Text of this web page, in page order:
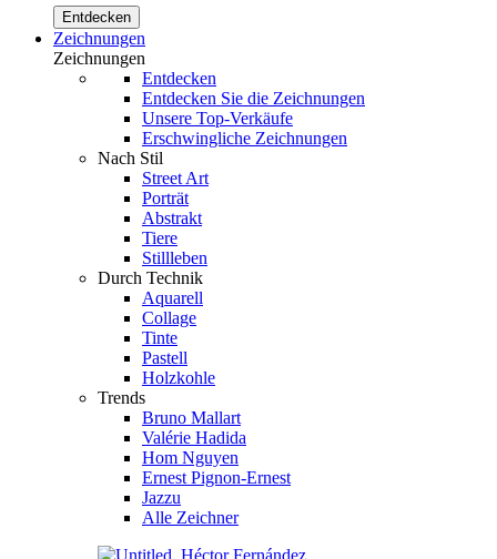
Entdecken
Zeichnungen
Zeichnungen
Entdecken
Entdecken Sie die Zeichnungen
Unsere Top-Verkäufe
Erschwingliche Zeichnungen
Nach Stil
Street Art
Porträt
Abstrakt
Tiere
Stillleben
Durch Technik
Aquarell
Collage
Tinte
Pastell
Holzkohle
Trends
Bruno Mallart
Valérie Hadida
Hom Nguyen
Ernest Pignon-Ernest
Jazzu
Alle Zeichner